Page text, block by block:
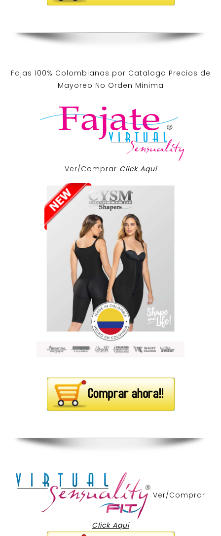
Fajas 100% Colombianas por Catalogo Precios de
Mayoreo No Orden Minima
Ver/Comprar Click Aqui
Ver/Comprar
Click Aqui